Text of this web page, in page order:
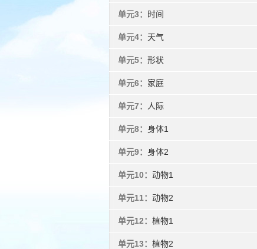
单元3： 时间
单元4： 天气
单元5： 形状
单元6： 家庭
单元7： 人际
单元8： 身体1
单元9： 身体2
单元10： 动物1
单元11： 动物2
单元12： 植物1
单元13： 植物2